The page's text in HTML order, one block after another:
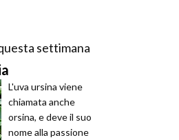
settimana
L'uva ursina viene
chiamata anche
orsina, e deve il suo
nome alla passione